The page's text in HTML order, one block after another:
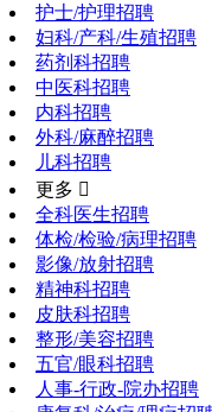
护士/护理招聘
妇科/产科/生殖招聘
药剂科招聘
中医科招聘
内科招聘
外科/麻醉招聘
儿科招聘
更多 
全科医生招聘
体检/检验/病理招聘
影像/放射招聘
精神科招聘
皮肤科招聘
整形/美容招聘
五官/眼科招聘
人事-行政-院办招聘